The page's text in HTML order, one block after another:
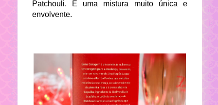
Patchouli. É uma mistura muito única e
envolvente.